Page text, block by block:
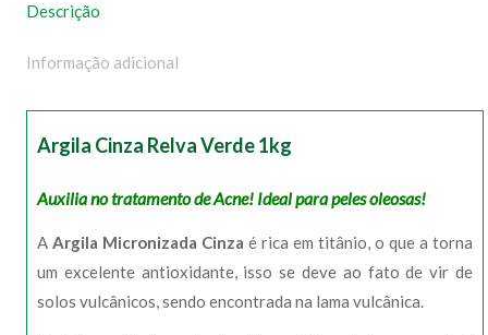
Descrição
Informação adicional
Argila Cinza Relva Verde 1kg
Auxilia no tratamento de Acne! Ideal para peles oleosas!
A Argila Micronizada Cinza é rica em titânio, o que a torna
um excelente antioxidante, isso se deve ao fato de vir de
solos vulcânicos, sendo encontrada na lama vulcânica.